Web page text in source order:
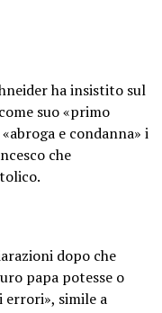
ha insistito sul
suo «primo
e condanna» i
che
dopo che
papa potesse o
errori», simile a